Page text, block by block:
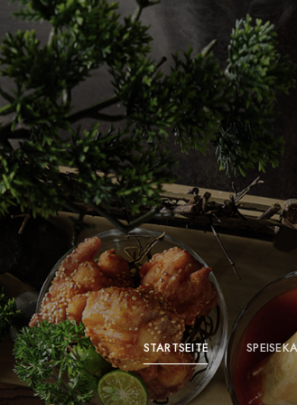
STARTSEITE